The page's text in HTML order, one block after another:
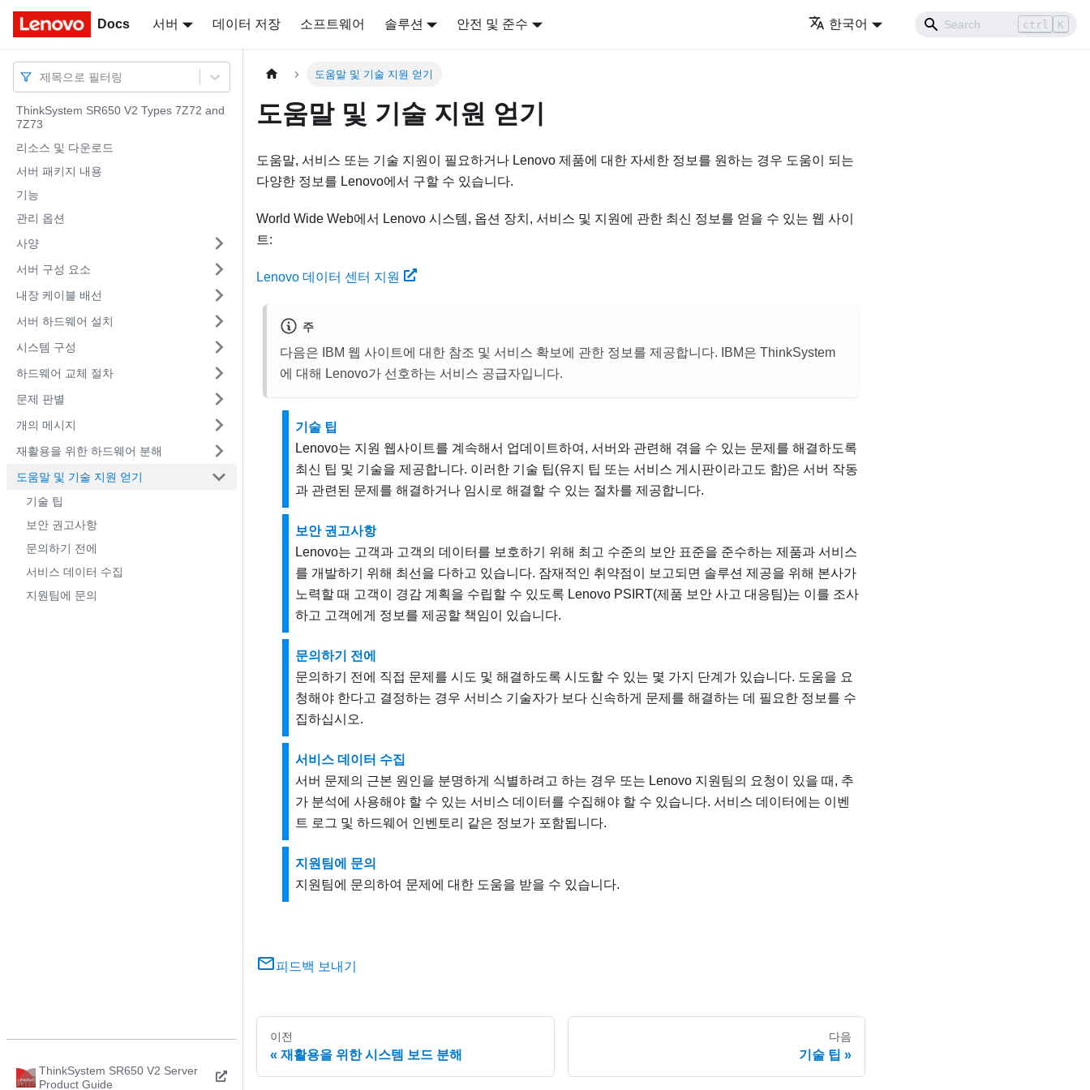
Docs 서버 데이터 저장 소프트웨어 솔루션 안전 및 준수 한국어 ctrl K
Docs
제목으로 필터링
ThinkSystem SR650 V2 Types 7Z72 and
7Z73
리소스 및 다운로드
서버 패키지 내용
기능
관리 옵션
사양
서버 구성 요소
내장 케이블 배선
서버 하드웨어 설치
시스템 구성
하드웨어 교체 절차
문제 판별
개의 메시지
재활용을 위한 하드웨어 분해
도움말 및 기술 지원 얻기
기술 팁
보안 권고사항
문의하기 전에
서비스 데이터 수집
지원팀에 문의
ThinkSystem SR650 V2 Server
Product Guide
도움말 및 기술 지원 얻기
도움말 및 기술 지원 얻기
도움말, 서비스 또는 기술 지원이 필요하거나 Lenovo 제품에 대한 자세한 정보를 원하는 경우 도움이 되는
다양한 정보를 Lenovo에서 구할 수 있습니다.
World Wide Web에서 Lenovo 시스템, 옵션 장치, 서비스 및 지원에 관한 최신 정보를 얻을 수 있는 웹 사이
트:
Lenovo 데이터 센터 지원
주
다음은 IBM 웹 사이트에 대한 참조 및 서비스 확보에 관한 정보를 제공합니다. IBM은 ThinkSystem
에 대해 Lenovo가 선호하는 서비스 공급자입니다.
기술 팁
Lenovo는 지원 웹사이트를 계속해서 업데이트하여, 서버와 관련해 겪을 수 있는 문제를 해결하도록
최신 팁 및 기술을 제공합니다. 이러한 기술 팁(유지 팁 또는 서비스 게시판이라고도 함)은 서버 작동
과 관련된 문제를 해결하거나 임시로 해결할 수 있는 절차를 제공합니다.
보안 권고사항
Lenovo는 고객과 고객의 데이터를 보호하기 위해 최고 수준의 보안 표준을 준수하는 제품과 서비스
를 개발하기 위해 최선을 다하고 있습니다. 잠재적인 취약점이 보고되면 솔루션 제공을 위해 본사가
노력할 때 고객이 경감 계획을 수립할 수 있도록 Lenovo PSIRT(제품 보안 사고 대응팀)는 이를 조사
하고 고객에게 정보를 제공할 책임이 있습니다.
문의하기 전에
문의하기 전에 직접 문제를 시도 및 해결하도록 시도할 수 있는 몇 가지 단계가 있습니다. 도움을 요
청해야 한다고 결정하는 경우 서비스 기술자가 보다 신속하게 문제를 해결하는 데 필요한 정보를 수
집하십시오.
서비스 데이터 수집
서버 문제의 근본 원인을 분명하게 식별하려고 하는 경우 또는 Lenovo 지원팀의 요청이 있을 때, 추
가 분석에 사용해야 할 수 있는 서비스 데이터를 수집해야 할 수 있습니다. 서비스 데이터에는 이벤
트 로그 및 하드웨어 인벤토리 같은 정보가 포함됩니다.
지원팀에 문의
지원팀에 문의하여 문제에 대한 도움을 받을 수 있습니다.
피드백 보내기
이전
재활용을 위한 시스템 보드 분해
다음
기술 팁